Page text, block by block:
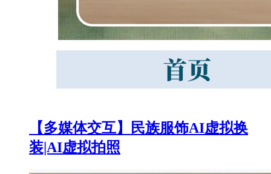
【多媒体交互】民族服饰AI虚拟换
装|AI虚拟拍照